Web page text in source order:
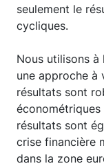
seulement le
cycliques.
Nous utilisons
une approche à
résultats sont
résultats sont
crise financière
dans la zone